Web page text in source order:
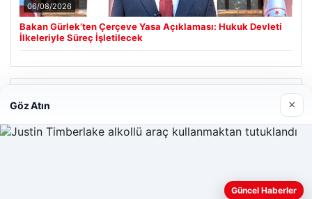
06/08/2026
Bakan Gürlek’ten Çerçeve Yasa Açıklaması: Hukuk Devleti
İlkeleriyle Süreç İşletilecek
Göz Atın ×
Güncel Haberler